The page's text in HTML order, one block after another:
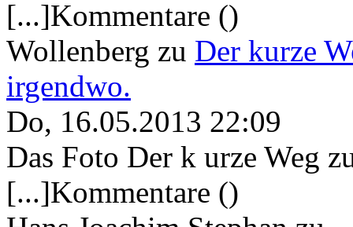
[...]Kommentare ()
Wollenberg zu Der kurze
irgendwo.
Do, 16.05.2013 22:09
Das Foto Der k urze Weg
[...]Kommentare ()